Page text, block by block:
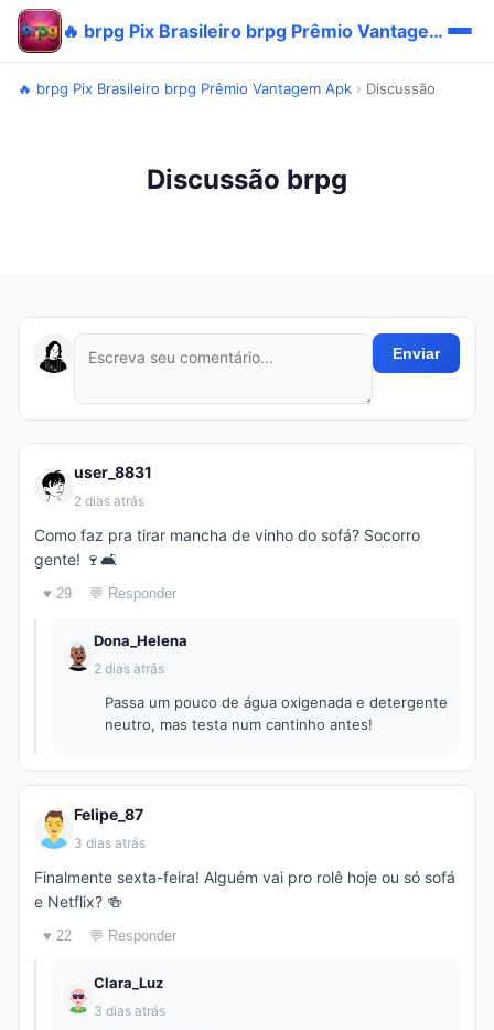
🔥 brpg Pix Brasileiro brpg Prêmio Vantagem Apk
🔥 brpg Pix Brasileiro brpg Prêmio Vantagem Apk › Discussão
Discussão brpg
Enviar
user_8831
2 dias atrás
Como faz pra tirar mancha de vinho do sofá? Socorro
gente! 🍷🛋️
♥ 29 💬 Responder
Dona_Helena
2 dias atrás
Passa um pouco de água oxigenada e detergente
neutro, mas testa num cantinho antes!
Felipe_87
3 dias atrás
Finalmente sexta-feira! Alguém vai pro rolê hoje ou só sofá
e Netflix? 🍻
♥ 22 💬 Responder
Clara_Luz
3 dias atrás